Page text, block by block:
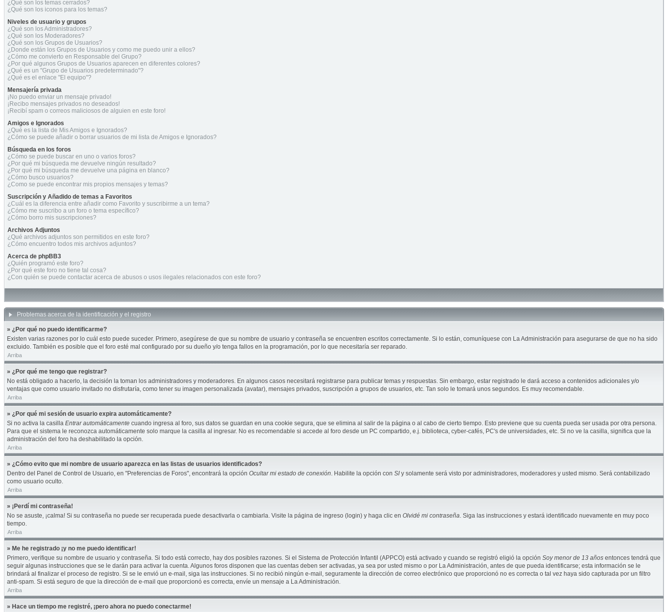
¿Qué son los temas cerrados?
¿Qué son los iconos para los temas?
Niveles de usuario y grupos
¿Qué son los Administradores?
¿Qué son los Moderadores?
¿Qué son los Grupos de Usuarios?
¿Donde están los Grupos de Usuarios y como me puedo unir a ellos?
¿Cómo me convierto en Responsable del Grupo?
¿Por qué algunos Grupos de Usuarios aparecen en diferentes colores?
¿Qué es un "Grupo de Usuarios predeterminado"?
¿Qué es el enlace "El equipo"?
Mensajería privada
¡No puedo enviar un mensaje privado!
¡Recibo mensajes privados no deseados!
¡Recibí spam o correos maliciosos de alguien en este foro!
Amigos e Ignorados
¿Qué es la lista de Mis Amigos e Ignorados?
¿Cómo se puede añadir o borrar usuarios de mi lista de Amigos e Ignorados?
Búsqueda en los foros
¿Cómo se puede buscar en uno o varios foros?
¿Por qué mi búsqueda me devuelve ningún resultado?
¿Por qué mi búsqueda me devuelve una página en blanco?
¿Cómo busco usuarios?
¿Como se puede encontrar mis propios mensajes y temas?
Suscripción y Añadido de temas a Favoritos
¿Cuál es la diferencia entre añadir como Favorito y suscribirme a un tema?
¿Cómo me suscribo a un foro o tema específico?
¿Cómo borro mis suscripciones?
Archivos Adjuntos
¿Qué archivos adjuntos son permitidos en este foro?
¿Cómo encuentro todos mis archivos adjuntos?
Acerca de phpBB3
¿Quién programó este foro?
¿Por qué este foro no tiene tal cosa?
¿Con quién se puede contactar acerca de abusos o usos ilegales relacionados con este foro?
Problemas acerca de la identificación y el registro
» ¿Por qué no puedo identificarme?
Existen varias razones por lo cuál esto puede suceder. Primero, asegúrese de que su nombre de usuario y contraseña se encuentren escritos correctamente. Si lo están, comuníquese con La Administración para asegurarse de que no ha sido
excluido. También es posible que el foro esté mal configurado por su dueño y/o tenga fallos en la programación, por lo que necesitaría ser reparado.
Arriba
» ¿Por qué me tengo que registrar?
No está obligado a hacerlo, la decisión la toman los administradores y moderadores. En algunos casos necesitará registrarse para publicar temas y respuestas. Sin embargo, estar registrado le dará acceso a contenidos adicionales y/o
ventajas que como usuario invitado no disfrutaría, como tener su imagen personalizada (avatar), mensajes privados, suscripción a grupos de usuarios, etc. Tan solo le tomará unos segundos. Es muy recomendable.
Arriba
» ¿Por qué mi sesión de usuario expira automáticamente?
Si no activa la casilla Entrar automáticamente cuando ingresa al foro, sus datos se guardan en una cookie segura, que se elimina al salir de la página o al cabo de cierto tiempo. Esto previene que su cuenta pueda ser usada por otra persona.
Para que el sistema le reconozca automáticamente solo marque la casilla al ingresar. No es recomendable si accede al foro desde un PC compartido, e.j. biblioteca, cyber-cafés, PC's de universidades, etc. Si no ve la casilla, significa que la
administración del foro ha deshabilitado la opción.
Arriba
» ¿Cómo evito que mi nombre de usuario aparezca en las listas de usuarios identificados?
Dentro del Panel de Control de Usuario, en "Preferencias de Foros", encontrará la opción Ocultar mi estado de conexión. Habilite la opción con SI y solamente será visto por administradores, moderadores y usted mismo. Será contabilizado
como usuario oculto.
Arriba
» ¡Perdí mi contraseña!
No se asuste, ¡calma! Si su contraseña no puede ser recuperada puede desactivarla o cambiarla. Visite la página de ingreso (login) y haga clic en Olvidé mi contraseña. Siga las instrucciones y estará identificado nuevamente en muy poco
tiempo.
Arriba
» Me he registrado ¡y no me puedo identificar!
Primero, verifique su nombre de usuario y contraseña. Si todo está correcto, hay dos posibles razones. Si el Sistema de Protección Infantil (APPCO) está activado y cuando se registró eligió la opción Soy menor de 13 años entonces tendrá que
seguir algunas instrucciones que se le darán para activar la cuenta. Algunos foros disponen que las cuentas deben ser activadas, ya sea por usted mismo o por La Administración, antes de que pueda identificarse; esta información se le
brindará al finalizar el proceso de registro. Si se le envió un e-mail, siga las instrucciones. Si no recibió ningún e-mail, seguramente la dirección de correo electrónico que proporcionó no es correcta o tal vez haya sido capturada por un filtro
anti-spam. Si está seguro de que la dirección de e-mail que proporcionó es correcta, envíe un mensaje a La Administración.
Arriba
» Hace un tiempo me registré, ¡pero ahora no puedo conectarme!